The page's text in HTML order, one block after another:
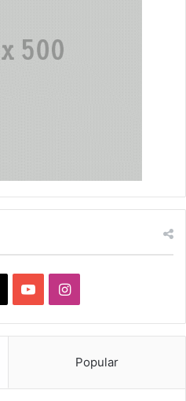
YouTubeInstagram
Popular